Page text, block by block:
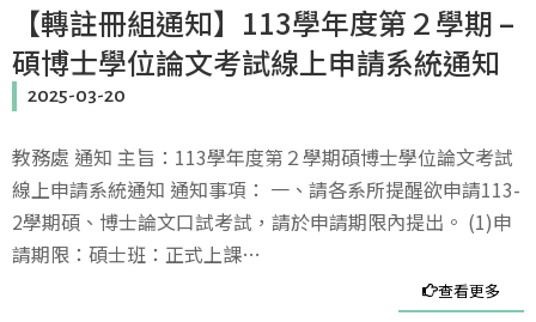
【轉註冊組通知】113學年度第２學期 –
碩博士學位論文考試線上申請系統通知
2025-03-20
教務處 通知 主旨：113學年度第２學期碩博士學位論文考試
線上申請系統通知 通知事項： 一、請各系所提醒欲申請113-
2學期碩、博士論文口試考試，請於申請期限內提出。 (1)申
請期限：碩士班：正式上課…
查看更多